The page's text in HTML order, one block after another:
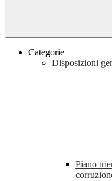
Categorie
Disposizioni
Piano